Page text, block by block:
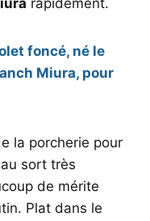
rapidement.
foncé, né le
Miura, pour
la porcherie pour
sort très
de mérite
Plat dans le